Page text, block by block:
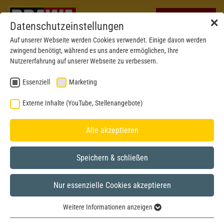
✕
Datenschutzeinstellungen
Auf unserer Webseite werden Cookies verwendet. Einige davon werden
zwingend benötigt, während es uns andere ermöglichen, Ihre
Nutzererfahrung auf unserer Webseite zu verbessern.
Essenziell Marketing
Externe Inhalte (YouTube, Stellenangebote)
Alle akzeptieren
Speichern & schließen
Nur essenzielle Cookies akzeptieren
Weitere Informationen anzeigen